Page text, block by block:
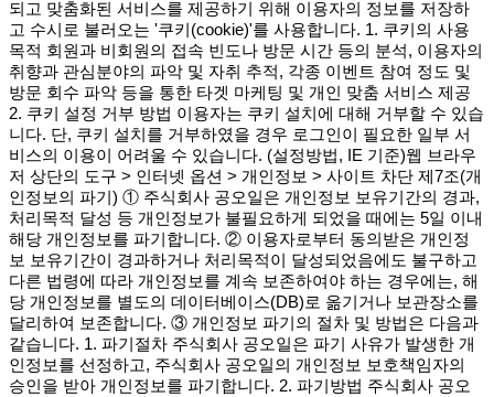
되고 맞춤화된 서비스를 제공하기 위해 이용자의 정보를 저장하
고 수시로 불러오는 '쿠키(cookie)'를 사용합니다. 1. 쿠키의 사용
목적 회원과 비회원의 접속 빈도나 방문 시간 등의 분석, 이용자의
취향과 관심분야의 파악 및 자취 추적, 각종 이벤트 참여 정도 및
방문 회수 파악 등을 통한 타겟 마케팅 및 개인 맞춤 서비스 제공
2. 쿠키 설정 거부 방법 이용자는 쿠키 설치에 대해 거부할 수 있습
니다. 단, 쿠키 설치를 거부하였을 경우 로그인이 필요한 일부 서
비스의 이용이 어려울 수 있습니다. (설정방법, IE 기준)웹 브라우
저 상단의 도구 > 인터넷 옵션 > 개인정보 > 사이트 차단 제7조(개
인정보의 파기) ① 주식회사 공오일은 개인정보 보유기간의 경과,
처리목적 달성 등 개인정보가 불필요하게 되었을 때에는 5일 이내
해당 개인정보를 파기합니다. ② 이용자로부터 동의받은 개인정
보 보유기간이 경과하거나 처리목적이 달성되었음에도 불구하고
다른 법령에 따라 개인정보를 계속 보존하여야 하는 경우에는, 해
당 개인정보를 별도의 데이터베이스(DB)로 옮기거나 보관장소를
달리하여 보존합니다. ③ 개인정보 파기의 절차 및 방법은 다음과
같습니다. 1. 파기절차 주식회사 공오일은 파기 사유가 발생한 개
인정보를 선정하고, 주식회사 공오일의 개인정보 보호책임자의
승인을 받아 개인정보를 파기합니다. 2. 파기방법 주식회사 공오